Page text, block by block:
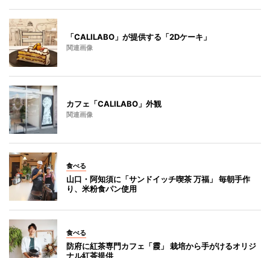
「CALILABO」が提供する「2Dケーキ」
関連画像
カフェ「CALILABO」外観
関連画像
食べる
山口・阿知須に「サンドイッチ喫茶 万福」 毎朝手作
り、米粉食パン使用
食べる
防府に紅茶専門カフェ「霞」 栽培から手がけるオリジ
ナル紅茶提供